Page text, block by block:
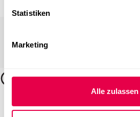
Statistiken
Marketing
Alle zulassen